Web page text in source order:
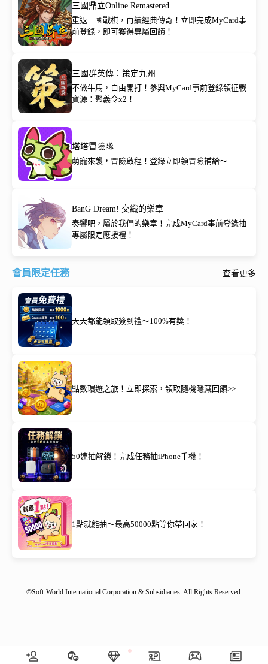
三國鼎立Online Remastered
重返三國戰棋，再續經典傳奇！立即完成MyCard事
前登錄，即可獲得專屬回饋！
三國群英傳：策定九州
不做牛馬，自由開打！參與MyCard事前登錄領征戰
資源：聚義令x2！
塔塔冒險隊
萌寵來襲，冒險啟程！登錄立即領冒險補給～
BanG Dream! 交織的樂章
奏響吧，屬於我們的樂章！完成MyCard事前登錄抽
專屬限定應援禮！
會員限定任務 查看更多
天天都能領取簽到禮～100%有獎！
點數環遊之旅！立即探索，領取隨機隱藏回饋>>
50連抽解鎖！完成任務抽iPhone手機！
1點就能抽～最高50000點等你帶回家！
©Soft-World International Corporation & Subsidiaries. All Rights Reserved.